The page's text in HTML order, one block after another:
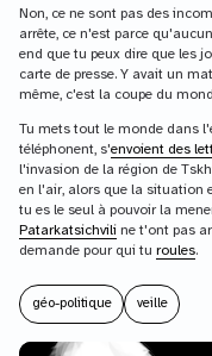
Non, ce ne sont pas des
arrête, ce n'est parce
end que tu peux dire que les
carte de presse. Y avait un
même, c'est la coupe du
Tu mets tout le monde dans
téléphonent, s'envoient des
l'invasion de la région de
en l'air, alors que la situation
tu es le seul à pouvoir la
Patarkatsichvili ne t'ont pas
demande pour qui tu roules.
géo-politique veille